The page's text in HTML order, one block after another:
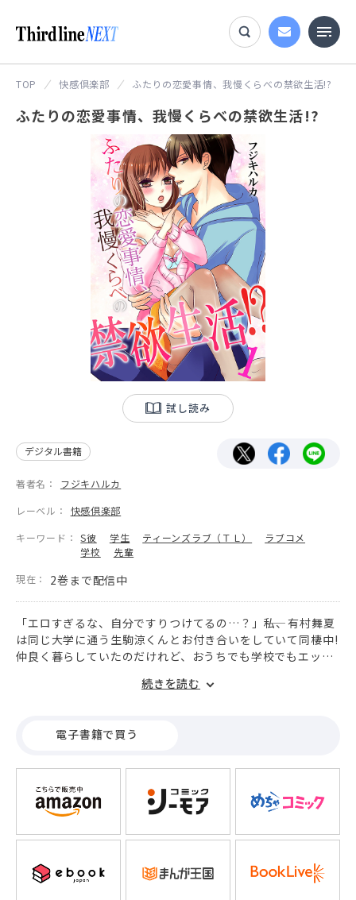
TOP 快感倶楽部 ふたりの恋愛事情、我慢くらべの禁欲生活!?
ふたりの恋愛事情、我慢くらべの禁欲生活!?
試し読み
デジタル書籍
著者名：
フジキハルカ
レーベル：
快感倶楽部
キーワード：
S彼 学生 ティーンズラブ（ＴＬ）
ラブコメ
学校
先輩
現在：
2巻まで配信中
「エロすぎるな、自分ですりつけてるの…？」――私、有村舞夏
は同じ大学に通う生駒涼くんとお付き合いをしていて同棲中!
仲良く暮らしていたのだけれど、おうちでも学校でもエッチ
長い指で気持ちいいところを弄られて拒めない私も悪いけ
界!!――「Ｈは週に一回だけ…!!」と涼くんを懲らしめる為に提案
のだけれど…、週に一回だけって決めた日に寸止めしてくる
涼くんにモヤモヤさせられてしまって!?――舞夏の提案したこの
ルール!実は涼自身も悪巧みを考えていた!?我慢比べの禁欲生
続きを読む
電子書籍で買う